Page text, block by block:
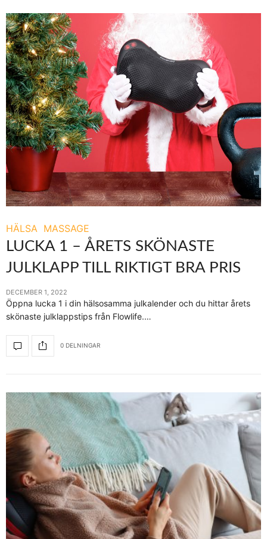
HÄLSA MASSAGE
LUCKA 1 – ÅRETS SKÖNASTE
JULKLAPP TILL RIKTIGT BRA PRIS
DECEMBER 1, 2022
Öppna lucka 1 i din hälsosamma julkalender och du hittar årets
skönaste julklappstips från Flowlife.…
0 DELNINGAR